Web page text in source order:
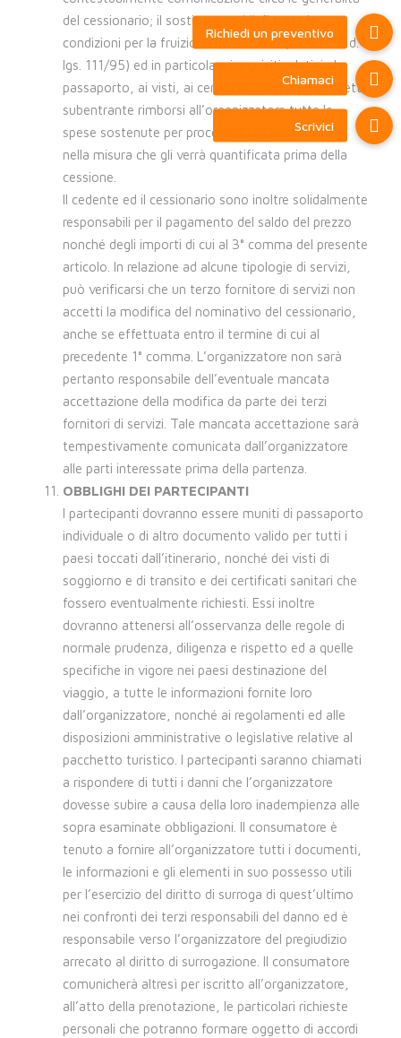
del cessionario; il sostituto soddisfi tutte le
condizioni per la fruizione del servizio (ex art. 10 d.
lgs. 111/95) ed in particolare i requisiti relativi al
passaporto, ai visti, ai certificati sanitari; il soggetto
subentrante rimborsi all’organizzatore tutte le
spese sostenute per procedere alla sostituzione
nella misura che gli verrà quantificata prima della
cessione.
Il cedente ed il cessionario sono inoltre solidalmente
responsabili per il pagamento del saldo del prezzo
nonché degli importi di cui al 3° comma del presente
articolo. In relazione ad alcune tipologie di servizi,
può verificarsi che un terzo fornitore di servizi non
accetti la modifica del nominativo del cessionario,
anche se effettuata entro il termine di cui al
precedente 1° comma. L’organizzatore non sarà
pertanto responsabile dell’eventuale mancata
accettazione della modifica da parte dei terzi
fornitori di servizi. Tale mancata accettazione sarà
tempestivamente comunicata dall’organizzatore
alle parti interessate prima della partenza.
OBBLIGHI DEI PARTECIPANTI
I partecipanti dovranno essere muniti di passaporto
individuale o di altro documento valido per tutti i
paesi toccati dall’itinerario, nonché dei visti di
soggiorno e di transito e dei certificati sanitari che
fossero eventualmente richiesti. Essi inoltre
dovranno attenersi all’osservanza delle regole di
normale prudenza, diligenza e rispetto ed a quelle
specifiche in vigore nei paesi destinazione del
viaggio, a tutte le informazioni fornite loro
dall’organizzatore, nonché ai regolamenti ed alle
disposizioni amministrative o legislative relative al
pacchetto turistico. I partecipanti saranno chiamati
a rispondere di tutti i danni che l’organizzatore
dovesse subire a causa della loro inadempienza alle
sopra esaminate obbligazioni. Il consumatore è
tenuto a fornire all’organizzatore tutti i documenti,
le informazioni e gli elementi in suo possesso utili
per l’esercizio del diritto di surroga di quest’ultimo
nei confronti dei terzi responsabili del danno ed è
responsabile verso l’organizzatore del pregiudizio
arrecato al diritto di surrogazione. Il consumatore
comunicherà altresì per iscritto all’organizzatore,
all’atto della prenotazione, le particolari richieste
personali che potranno formare oggetto di accordi